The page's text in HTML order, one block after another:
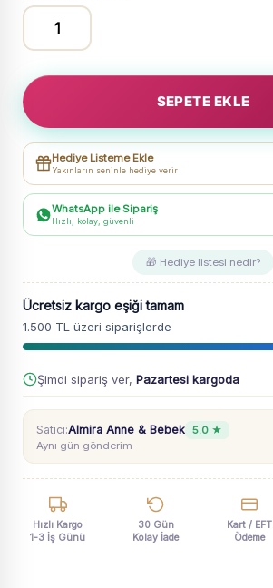
erkek
Çizgi
Baskılı
Müslin
Gömlekli
Şortlu
Takım
adet
SEPETE EKLE
Hediye Listeme Ekle
Yakınların seninle hediye verir
WhatsApp ile Sipariş
Hızlı, kolay, güvenli
🎁 Hediye listesi nedir?
Ücretsiz kargo eşiği tamam
1.500 TL üzeri siparişlerde
Şimdi sipariş ver,Pazartesi kargoda
Satıcı:Almira Anne & Bebek 5.0 ★
Aynı gün gönderim
Hızlı Kargo
1-3 İş Günü
30 Gün
Kolay İade
Kart / EFT
Ödeme